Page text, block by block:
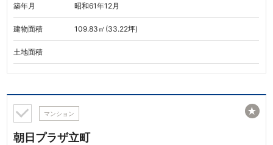
築年月 昭和61年12月
建物面積 109.83㎡(33.22坪)
土地面積
マンション
朝日プラザ立町
★